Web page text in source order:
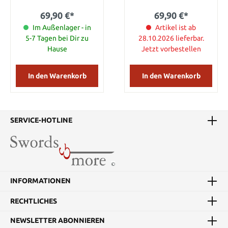
69,90 €*
Im Außenlager - in
5-7 Tagen bei Dir zu
Hause
In den Warenkorb
69,90 €*
Artikel ist ab
28.10.2026 lieferbar.
Jetzt vorbestellen
In den Warenkorb
SERVICE-HOTLINE
INFORMATIONEN
RECHTLICHES
NEWSLETTER ABONNIEREN